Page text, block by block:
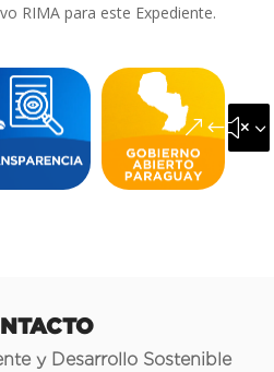
RIMA para este Expediente.
y Desarrollo Sostenible